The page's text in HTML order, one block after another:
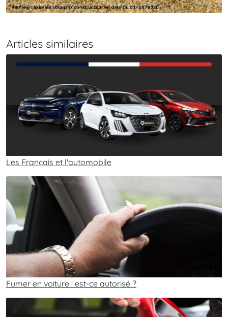
Articles similaires
Les Français et l'automobile
Fumer en voiture : est-ce autorisé ?